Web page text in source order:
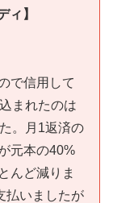
ィ】
で信用して
まれたのは
。月1返済の
元本の40%
んど減りま
払いましたが